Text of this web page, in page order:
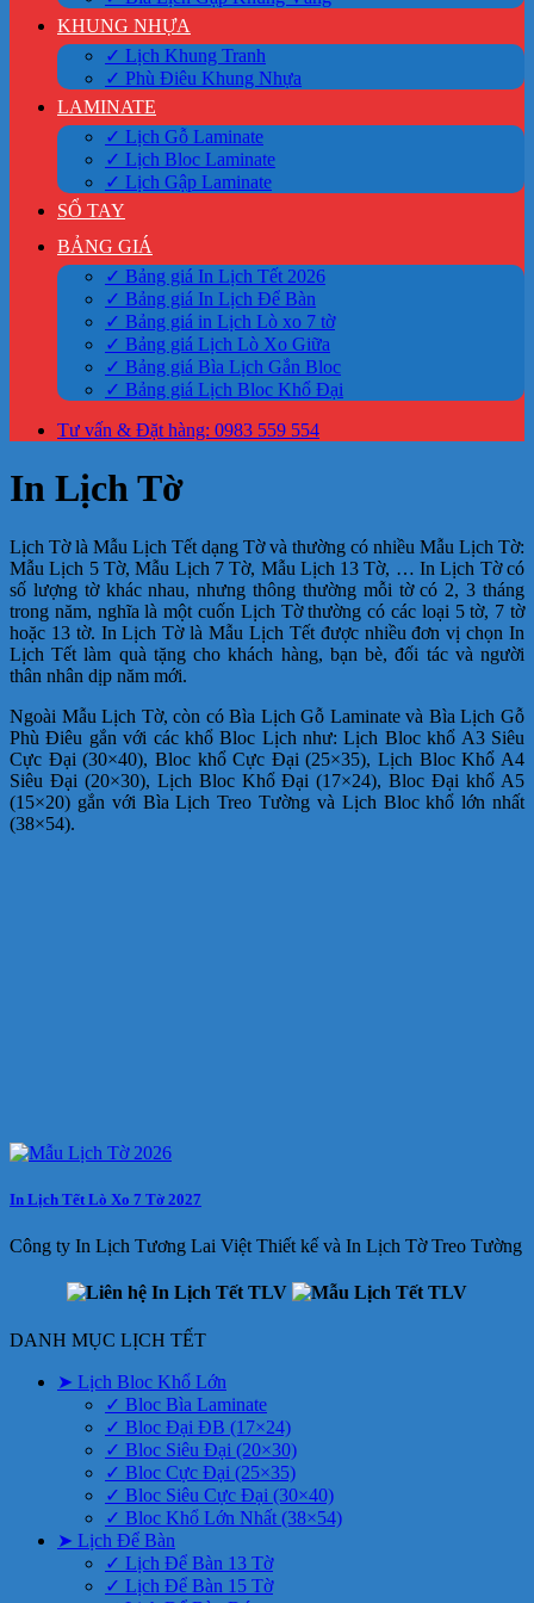
KHUNG NHỰA
✓ Lịch Khung Tranh
✓ Phù Điêu Khung Nhựa
LAMINATE
✓ Lịch Gỗ Laminate
✓ Lịch Bloc Laminate
✓ Lịch Gập Laminate
SỔ TAY
BẢNG GIÁ
✓ Bảng giá In Lịch Tết 2026
✓ Bảng giá In Lịch Để Bàn
✓ Bảng giá in Lịch Lò xo 7 tờ
✓ Bảng giá Lịch Lò Xo Giữa
✓ Bảng giá Bìa Lịch Gắn Bloc
✓ Bảng giá Lịch Bloc Khổ Đại
Tư vấn & Đặt hàng: 0983 559 554
In Lịch Tờ
Lịch Tờ là Mẫu Lịch Tết dạng Tờ và thường có nhiều Mẫu Lịch Tờ:
Mẫu Lịch 5 Tờ, Mẫu Lịch 7 Tờ, Mẫu Lịch 13 Tờ, … In Lịch Tờ có
số lượng tờ khác nhau, nhưng thông thường mỗi tờ có 2, 3 tháng
trong năm, nghĩa là một cuốn Lịch Tờ thường có các loại 5 tờ, 7 tờ
hoặc 13 tờ. In Lịch Tờ là Mẫu Lịch Tết được nhiều đơn vị chọn In
Lịch Tết làm quà tặng cho khách hàng, bạn bè, đối tác và người
thân nhân dịp năm mới.
Ngoài Mẫu Lịch Tờ, còn có Bìa Lịch Gỗ Laminate và Bìa Lịch Gỗ
Phù Điêu gắn với các khổ Bloc Lịch như: Lịch Bloc khổ A3 Siêu
Cực Đại (30×40), Bloc khổ Cực Đại (25×35), Lịch Bloc Khổ A4
Siêu Đại (20×30), Lịch Bloc Khổ Đại (17×24), Bloc Đại khổ A5
(15×20) gắn với Bìa Lịch Treo Tường và Lịch Bloc khổ lớn nhất
(38×54).
In Lịch Tết Lò Xo 7 Tờ 2027
Công ty In Lịch Tương Lai Việt Thiết kế và In Lịch Tờ Treo Tường
DANH MỤC LỊCH TẾT
➤ Lịch Bloc Khổ Lớn
✓ Bloc Bìa Laminate
✓ Bloc Đại ĐB (17×24)
✓ Bloc Siêu Đại (20×30)
✓ Bloc Cực Đại (25×35)
✓ Bloc Siêu Cực Đại (30×40)
✓ Bloc Khổ Lớn Nhất (38×54)
➤ Lịch Để Bàn
✓ Lịch Để Bàn 13 Tờ
✓ Lịch Để Bàn 15 Tờ